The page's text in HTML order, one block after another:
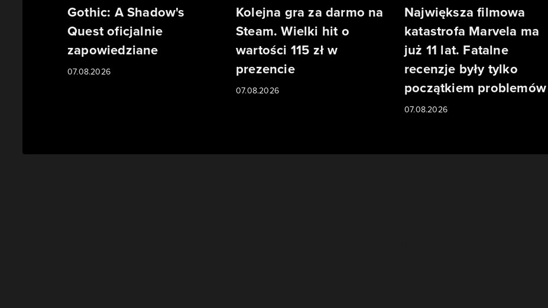
Gothic: A Shadow's
Quest oficjalnie
zapowiedziane
07.08.2026
Kolejna gra za darmo na
Steam. Wielki hit o
wartości 115 zł w
prezencie
07.08.2026
Największa filmowa
katastrofa Marvela ma
już 11 lat. Fatalne
recenzje były tylko
początkiem problemów
07.08.2026